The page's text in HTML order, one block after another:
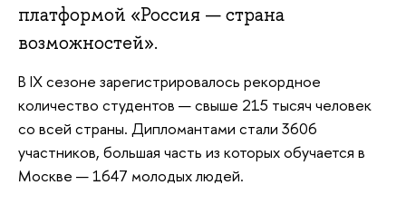
платформой «Россия — страна
возможностей».
В IX сезоне зарегистрировалось рекордное
количество студентов — свыше 215 тысяч человек
со всей страны. Дипломантами стали 3606
участников, большая часть из которых обучается в
Москве — 1647 молодых людей.